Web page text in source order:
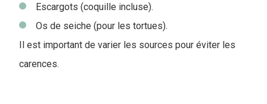
Escargots (coquille incluse).
Os de seiche (pour les tortues).
Il est important de varier les sources pour éviter les
carences.